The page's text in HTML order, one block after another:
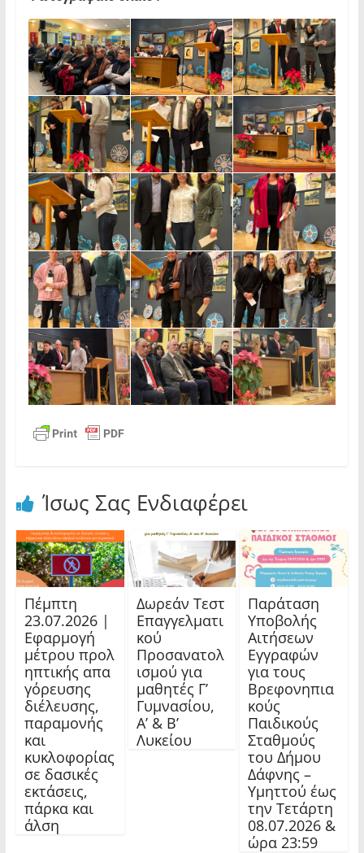
Ίσως Σας Ενδιαφέρει
Πέμπτη
23.07.2026 |
Εφαρμογή
μέτρου προλ
ηπτικής απα
γόρευσης
διέλευσης,
παραμονής
και
κυκλοφορίας
σε δασικές
εκτάσεις,
πάρκα και
άλση
Δωρεάν Τεστ
Επαγγελματι
κού
Προσανατολ
ισμού για
μαθητές Γ’
Γυμνασίου,
Α’ & Β’
Λυκείου
Παράταση
Υποβολής
Αιτήσεων
Εγγραφών
για τους
Βρεφονηπια
κούς
Παιδικούς
Σταθμούς
του Δήμου
Δάφνης –
Υμηττού έως
την Τετάρτη
08.07.2026 &
ώρα 23:59